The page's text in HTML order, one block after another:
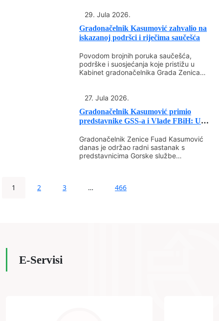
29. Jula 2026.
Gradonačelnik Kasumović zahvalio na
iskazanoj podršci i riječima saučešća
Povodom brojnih poruka saučešća,
podrške i suosjećanja koje pristižu u
Kabinet gradonačelnika Grada Zenica
27. Jula 2026.
Gradonačelnik Kasumović primio
predstavnike GSS-a i Vlade FBiH: U
Gradonačelnik Zenice Fuad Kasumović
danas je održao radni sastanak s
predstavnicima Gorske službe
1 2 3 … 466
E-Servisi